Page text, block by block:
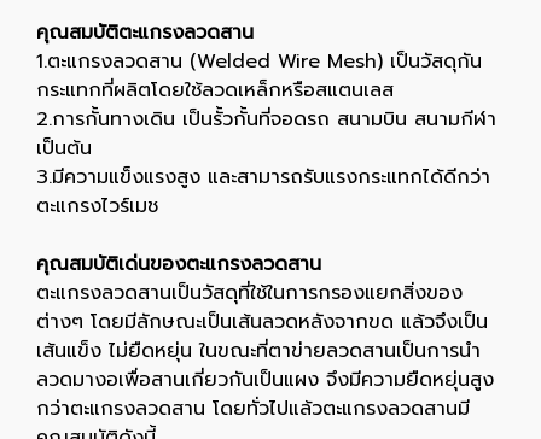
คุณสมบัติตะแกรงลวดสาน
1.ตะแกรงลวดสาน (Welded Wire Mesh) เป็นวัสดุกัน
กระแทกที่ผลิตโดยใช้ลวดเหล็กหรือสแตนเลส
2.การกั้นทางเดิน เป็นรั้วกั้นที่จอดรถ สนามบิน สนามกีฬา
เป็นต้น
3.มีความแข็งแรงสูง และสามารถรับแรงกระแทกได้ดีกว่า
ตะแกรงไวร์เมช
คุณสมบัติเด่นของตะแกรงลวดสาน
ตะแกรงลวดสานเป็นวัสดุที่ใช้ในการกรองแยกสิ่งของ
ต่างๆ โดยมีลักษณะเป็นเส้นลวดหลังจากขด แล้วจึงเป็น
เส้นแข็ง ไม่ยืดหยุ่น ในขณะที่ตาข่ายลวดสานเป็นการนำ
ลวดมางอเพื่อสานเกี่ยวกันเป็นแผง จึงมีความยืดหยุ่นสูง
กว่าตะแกรงลวดสาน โดยทั่วไปแล้วตะแกรงลวดสานมี